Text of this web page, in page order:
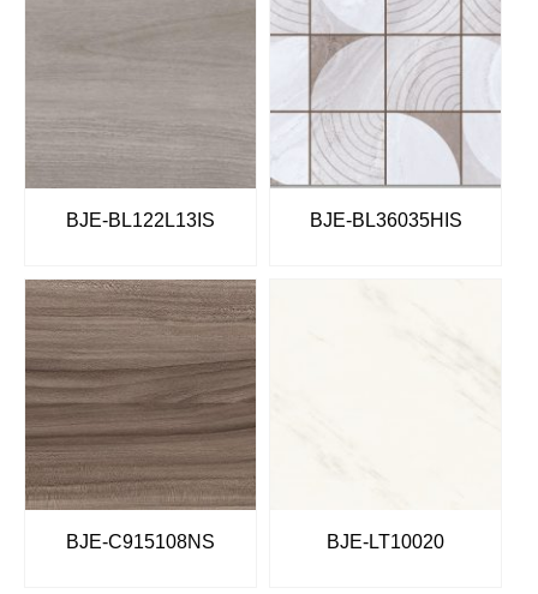
BJE-BL122L13IS BJE-BL36035HIS
BJE-C915108NS BJE-LT10020